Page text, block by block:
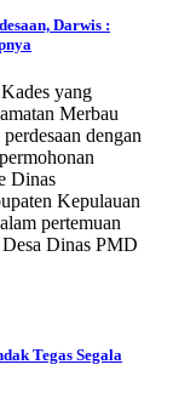
Darwis :
yang
Merbau
dengan
Dinas
Kepulauan
pertemuan
Dinas PMD
Tegas Segala